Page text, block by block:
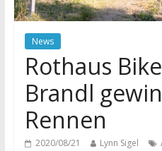
News
Rothaus
Brandl
Rennen
2020/08/21 Lynn Sigel